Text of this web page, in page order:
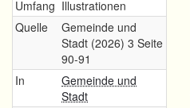
Umfang Illustrationen
Quelle
Gemeinde und
Stadt (2026) 3 Seite
90-91
In
Gemeinde und
Stadt